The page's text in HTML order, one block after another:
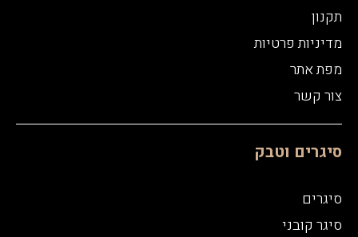
תקנון
מדיניות פרטיות
מפת אתר
צור קשר
סיגרים וטבק
סיגרים
סיגר קובני